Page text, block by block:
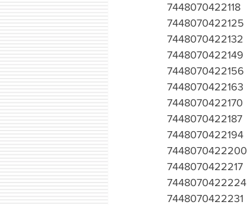
7448070422118
7448070422125
7448070422132
7448070422149
7448070422156
7448070422163
7448070422170
7448070422187
7448070422194
7448070422200
7448070422217
7448070422224
7448070422231